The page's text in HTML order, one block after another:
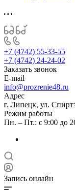
+7 (4742) 55-33-55
+7 (4742) 24-24-02
Заказать звонок
E-mail
info@prozrenie48.ru
Адрес
г. Липецк, ул.
Режим работы
Пн. – Пт.: с 9:00 до
Запись онлайн